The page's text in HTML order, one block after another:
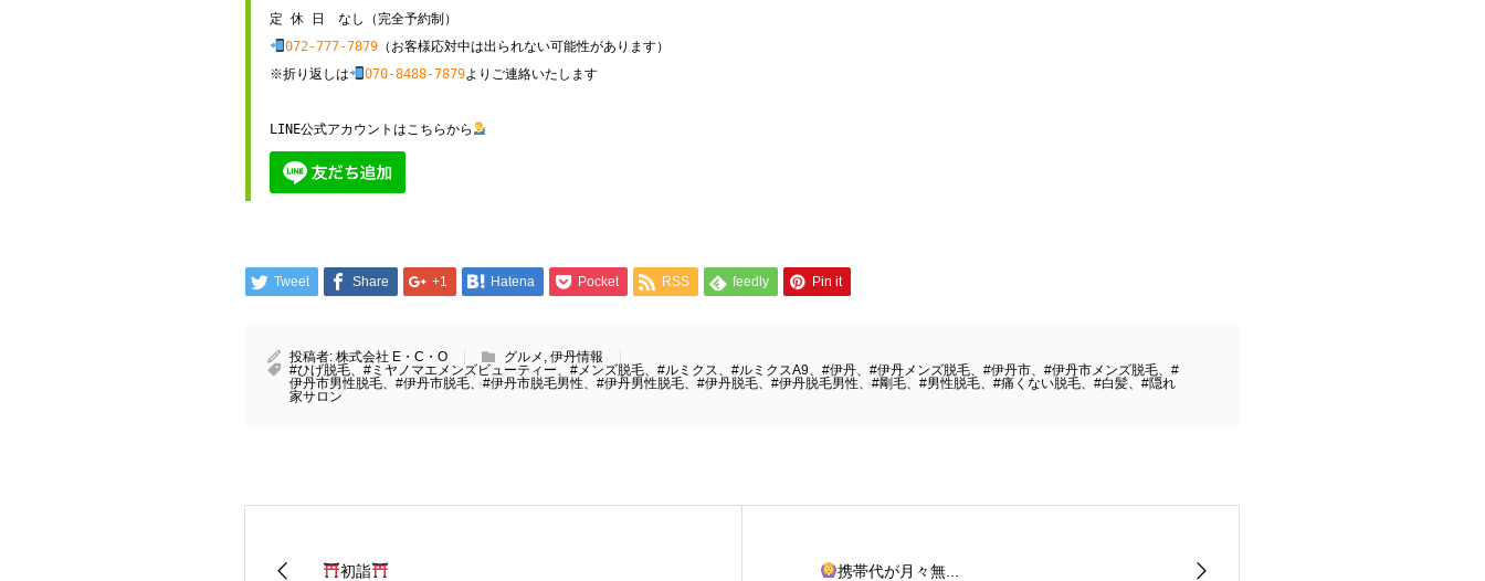
072-777-7879（お客様応対中は出られない可能性があります）
※折り返しは
070-8488-7879よりご連絡いたします
LINE公式アカウントはこちらから
Tweet Share +1 Hatena Pocket RSS feedly Pin it
投稿者: 株式会社 E・C・O グルメ , 伊丹情報
#ひげ脱毛、#ミヤノマエメンズビューティー、#メンズ脱毛、#ルミクス、#ルミクスA9、#伊丹、#伊丹メンズ脱毛、#伊丹市、#伊丹市メンズ脱毛、#
伊丹市男性脱毛、#伊丹市脱毛、#伊丹市脱毛男性、#伊丹男性脱毛、#伊丹脱毛、#伊丹脱毛男性、#剛毛、#男性脱毛、#痛くない脱毛、#白髪、#隠れ
家サロン
初詣 携帯代が月々無...